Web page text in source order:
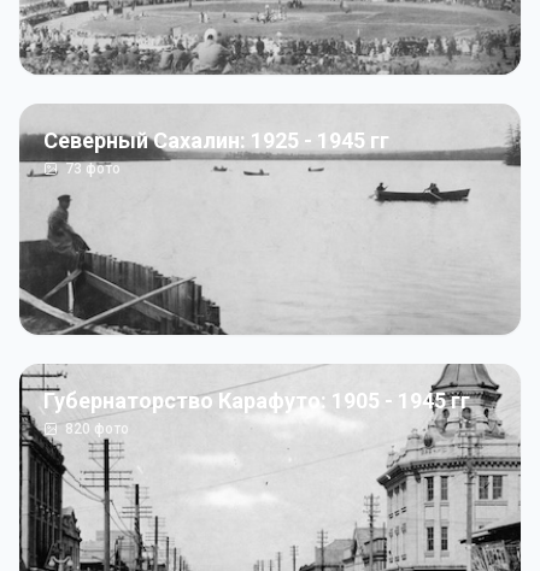
Северный Сахалин: 1925 - 1945 гг
73фото
Губернаторство Карафуто: 1905 - 1945 гг
820 фото